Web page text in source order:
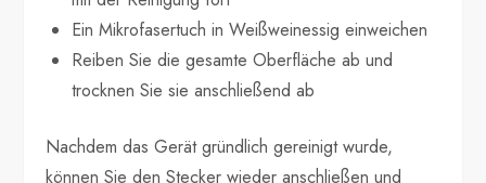
Ein Mikrofasertuch in Weißweinessig einweichen
Reiben Sie die gesamte Oberfläche ab und
trocknen Sie sie anschließend ab
Nachdem das Gerät gründlich gereinigt wurde,
können Sie den Stecker wieder anschließen und